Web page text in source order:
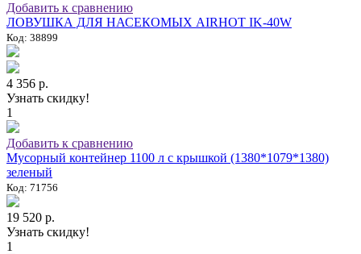
Добавить к сравнению
ЛОВУШКА ДЛЯ НАСЕКОМЫХ AIRHOT IK-40W
Код: 38899
4 356 р.
Узнать скидку!
1
Добавить к сравнению
Мусорный контейнер 1100 л с крышкой (1380*1079*1380)
зеленый
Код: 71756
19 520 р.
Узнать скидку!
1